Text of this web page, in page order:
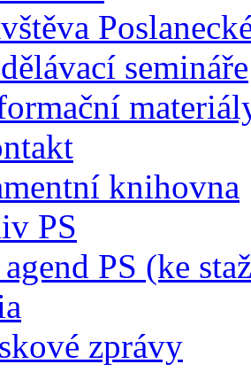
semináře
knihovna
PS
PS (ke
zprávy